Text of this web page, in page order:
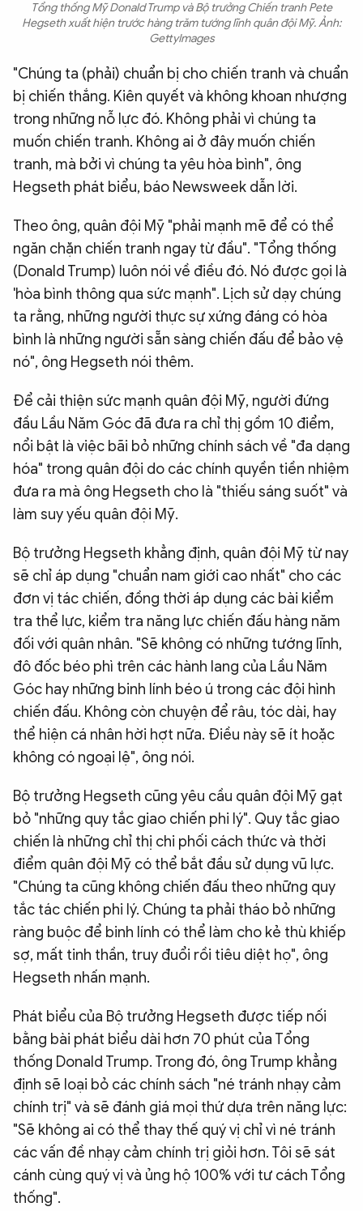
Tổng thống Mỹ Donald Trump và Bộ trưởng Chiến tranh Pete
Hegseth xuất hiện trước hàng trăm tướng lĩnh quân đội Mỹ. Ảnh:
GettyImages
"Chúng ta (phải) chuẩn bị cho chiến tranh và chuẩn
bị chiến thắng. Kiên quyết và không khoan nhượng
trong những nỗ lực đó. Không phải vì chúng ta
muốn chiến tranh. Không ai ở đây muốn chiến
tranh, mà bởi vì chúng ta yêu hòa bình", ông
Hegseth phát biểu, báo Newsweek dẫn lời.
Theo ông, quân đội Mỹ "phải mạnh mẽ để có thể
ngăn chặn chiến tranh ngay từ đầu". "Tổng thống
(Donald Trump) luôn nói về điều đó. Nó được gọi là
'hòa bình thông qua sức mạnh". Lịch sử dạy chúng
ta rằng, những người thực sự xứng đáng có hòa
bình là những người sẵn sàng chiến đấu để bảo vệ
nó", ông Hegseth nói thêm.
Để cải thiện sức mạnh quân đội Mỹ, người đứng
đầu Lầu Năm Góc đã đưa ra chỉ thị gồm 10 điểm,
nổi bật là việc bãi bỏ những chính sách về "đa dạng
hóa" trong quân đội do các chính quyền tiền nhiệm
đưa ra mà ông Hegseth cho là "thiếu sáng suốt" và
làm suy yếu quân đội Mỹ.
Bộ trưởng Hegseth khẳng định, quân đội Mỹ từ nay
sẽ chỉ áp dụng "chuẩn nam giới cao nhất" cho các
đơn vị tác chiến, đồng thời áp dụng các bài kiểm
tra thể lực, kiểm tra năng lực chiến đấu hàng năm
đối với quân nhân. "Sẽ không có những tướng lĩnh,
đô đốc béo phì trên các hành lang của Lầu Năm
Góc hay những binh lính béo ú trong các đội hình
chiến đấu. Không còn chuyện để râu, tóc dài, hay
thể hiện cá nhân hời hợt nữa. Điều này sẽ ít hoặc
không có ngoại lệ", ông nói.
Bộ trưởng Hegseth cũng yêu cầu quân đội Mỹ gạt
bỏ "những quy tắc giao chiến phi lý". Quy tắc giao
chiến là những chỉ thị chi phối cách thức và thời
điểm quân đội Mỹ có thể bắt đầu sử dụng vũ lực.
"Chúng ta cũng không chiến đấu theo những quy
tắc tác chiến phi lý. Chúng ta phải tháo bỏ những
ràng buộc để binh lính có thể làm cho kẻ thù khiếp
sợ, mất tinh thần, truy đuổi rồi tiêu diệt họ", ông
Hegseth nhấn mạnh.
Phát biểu của Bộ trưởng Hegseth được tiếp nối
bằng bài phát biểu dài hơn 70 phút của Tổng
thống Donald Trump. Trong đó, ông Trump khẳng
định sẽ loại bỏ các chính sách "né tránh nhạy cảm
chính trị" và sẽ đánh giá mọi thứ dựa trên năng lực:
"Sẽ không ai có thể thay thế quý vị chỉ vì né tránh
các vấn đề nhạy cảm chính trị giỏi hơn. Tôi sẽ sát
cánh cùng quý vị và ủng hộ 100% với tư cách Tổng
thống".